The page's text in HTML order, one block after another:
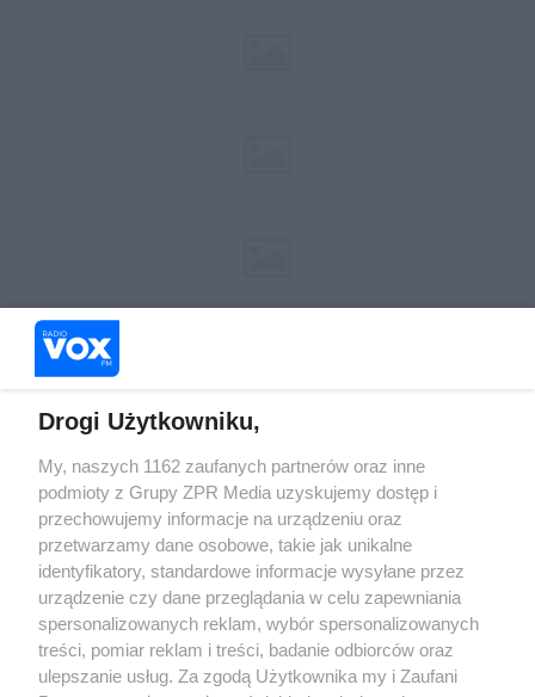
Żaden utwór zamieszczony w serwisie nie może być powielany i
rozpowszechniany lub dalej rozpowszechniany w jakikolwiek sposób (w
eksploatacji w jakiejkolwiek formie, włącznie z umieszczaniem w Internecie
bez pisemnej zgody właściciela praw. Jakiekolwiek użycie lub
bez właściwej zgody, jest zabronione pod groźbą kary i może być ścigane
prawnie.
O nas
Drogi Użytkowniku,
My, naszych 1162 zaufanych partnerów oraz inne
podmioty z Grupy ZPR Media uzyskujemy dostęp i
przechowujemy informacje na urządzeniu oraz
przetwarzamy dane osobowe, takie jak unikalne
identyfikatory, standardowe informacje wysyłane przez
urządzenie czy dane przeglądania w celu zapewniania
spersonalizowanych reklam, wybór spersonalizowanych
treści, pomiar reklam i treści, badanie odbiorców oraz
ulepszanie usług. Za zgodą Użytkownika my i Zaufani